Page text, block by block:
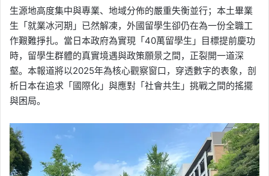
生源地高度集中與專業、地域分佈的嚴重失衡並行；本土畢業
生「就業冰河期」已然解凍，外國留學生卻仍在為一份全職工
作艱難掙扎。當日本政府為實現「40萬留學生」目標提前慶功
時，留學生群體的真實境遇與政策願景之間，正裂開一道深
壑。本報道將以2025年為核心觀察窗口，穿透數字的表象，剖
析日本在追求「國際化」與應對「社會共生」挑戰之間的搖擺
與困局。